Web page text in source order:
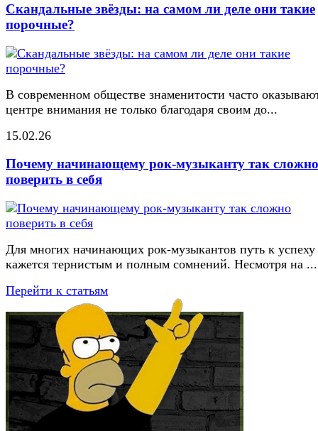
Скандальные звёзды: на самом ли деле они такие
порочные?
В современном обществе знаменитости часто
центре внимания не только благодаря своим до...
15.02.26
Почему начинающему рок-музыканту так сложно
поверить в себя
Для многих начинающих рок-музыкантов путь к успеху
кажется тернистым и полным сомнений. Несмотря на ...
Перейти к статьям